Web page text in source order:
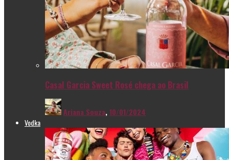
Casal Garcia Sweet Rosé chega ao Brasil
Ariana Souza,10/01/2024
Vodka